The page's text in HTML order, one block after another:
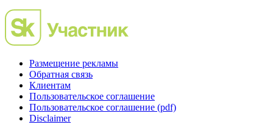
Размещение рекламы
Обратная связь
Клиентам
Пользовательское соглашение
Пользовательское соглашение (pdf)
Disclaimer